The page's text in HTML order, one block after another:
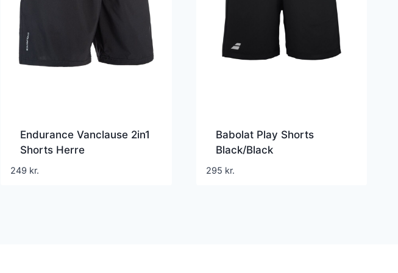
Endurance Vanclause 2in1
Shorts Herre
249 kr.
Babolat Play Shorts
Black/Black
295 kr.